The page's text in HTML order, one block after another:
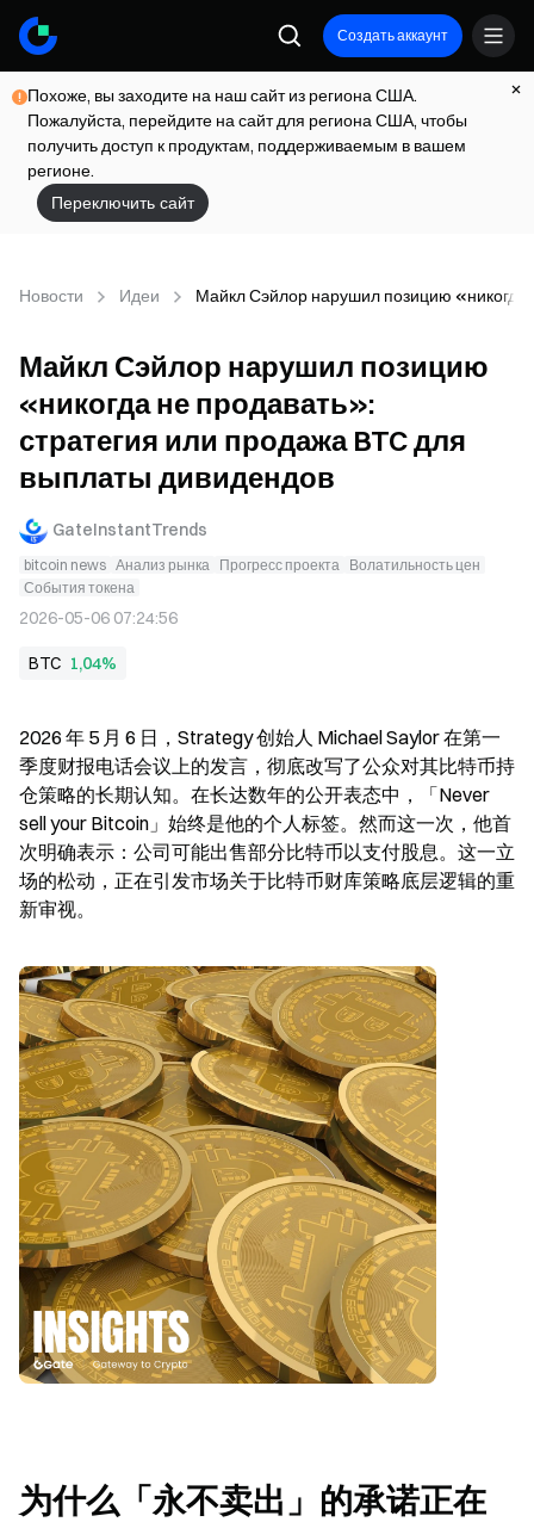
Создать аккаунт
Похоже, вы заходите на наш сайт из региона США.
Пожалуйста, перейдите на сайт для региона США, чтобы
получить доступ к продуктам, поддерживаемым в вашем
регионе.
Переключить сайт
Новости Идеи Майкл Сэйлор нарушил позицию «никогда
Майкл Сэйлор нарушил позицию
«никогда не продавать»:
стратегия или продажа BTC для
выплаты дивидендов
GateInstantTrends
bitcoin news Анализ рынка Прогресс проекта Волатильность цен
События токена
2026-05-06 07:24:56
BTC 1,04%
2026 年 5 月 6 日，Strategy 创始人 Michael Saylor 在第一
季度财报电话会议上的发言，彻底改写了公众对其比特币持
仓策略的长期认知。在长达数年的公开表态中，「Never
sell your Bitcoin」始终是他的个人标签。然而这一次，他首
次明确表示：公司可能出售部分比特币以支付股息。这一立
场的松动，正在引发市场关于比特币财库策略底层逻辑的重
新审视。
为什么「永不卖出」的承诺正在